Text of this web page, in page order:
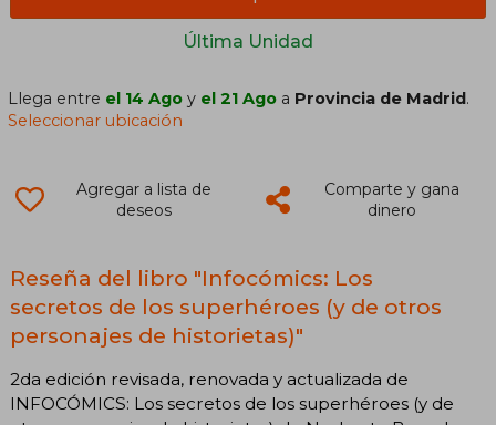
Última Unidad
Llega entre el 14 Ago y el 21 Ago a Provincia de Madrid.
Seleccionar ubicación
Agregar a lista de
deseos
Comparte y gana
dinero
Reseña del libro "Infocómics: Los
secretos de los superhéroes (y de otros
personajes de historietas)"
2da edición revisada, renovada y actualizada de
INFOCÓMICS: Los secretos de los superhéroes (y de